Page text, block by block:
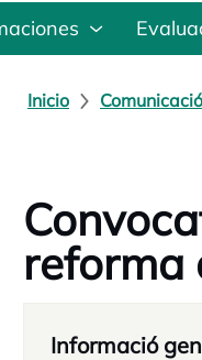
Inicio Comunicació
reforma
Informació